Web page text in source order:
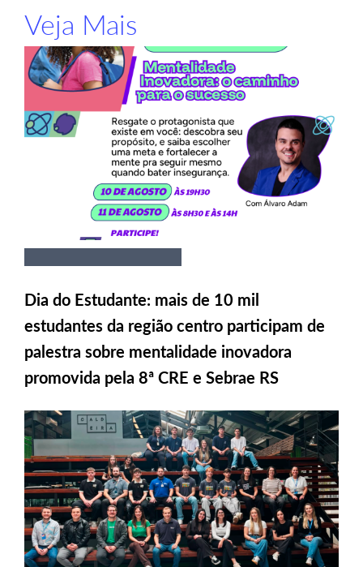
Veja Mais
Dia do Estudante: mais de 10 mil
estudantes da região centro participam de
palestra sobre mentalidade inovadora
promovida pela 8ª CRE e Sebrae RS